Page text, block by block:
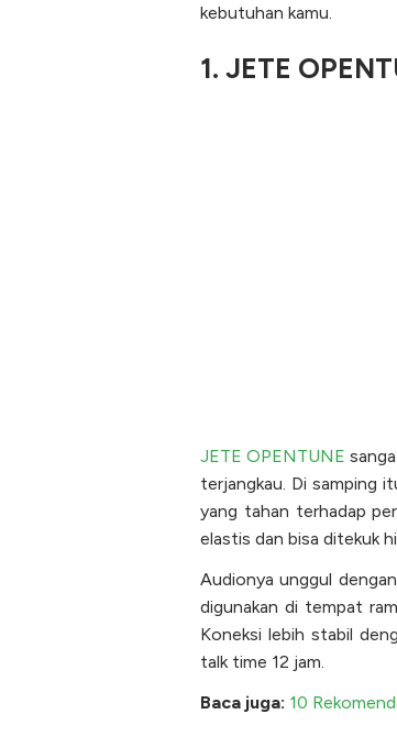
kebutuhan kamu.
1. JETE
JETE OPENTUNE
terjangkau. Di samping
yang tahan terhadap
elastis dan bisa ditekuk
Audionya unggul
digunakan di tempat
Koneksi lebih stabil
talk time 12 jam.
Baca juga: 10